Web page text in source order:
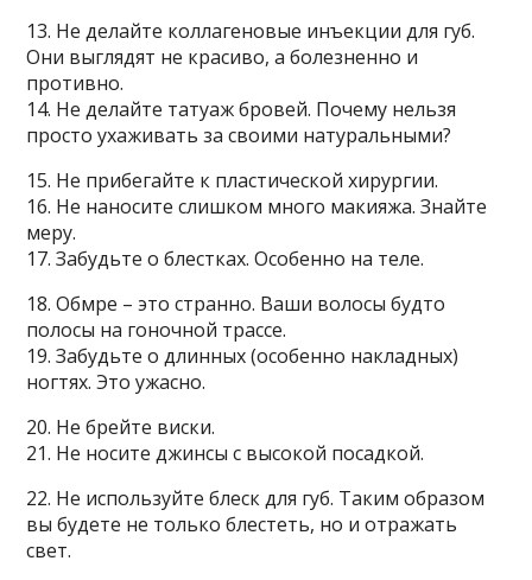
13. Не делайте коллагеновые инъекции для губ.
Они выглядят не красиво, а болезненно и
противно.
14. Не делайте татуаж бровей. Почему нельзя
просто ухаживать за своими натуральными?
15. Не прибегайте к пластической хирургии.
16. Не наносите слишком много макияжа. Знайте
меру.
17. Забудьте о блестках. Особенно на теле.
18. Обмре – это странно. Ваши волосы будто
полосы на гоночной трассе.
19. Забудьте о длинных (особенно накладных)
ногтях. Это ужасно.
20. Не брейте виски.
21. Не носите джинсы с высокой посадкой.
22. Не используйте блеск для губ. Таким образом
вы будете не только блестеть, но и отражать
свет.